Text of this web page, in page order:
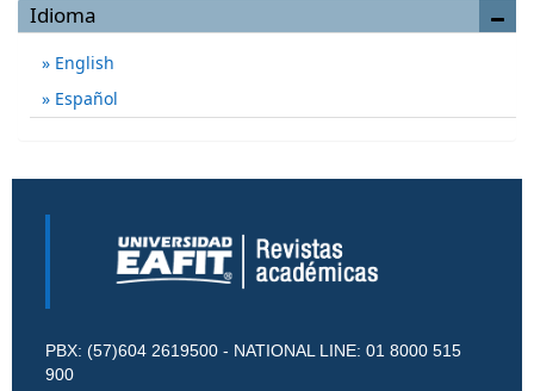
Idioma
English
Español
PBX: (57)604 2619500 - NATIONAL LINE: 01 8000 515
900